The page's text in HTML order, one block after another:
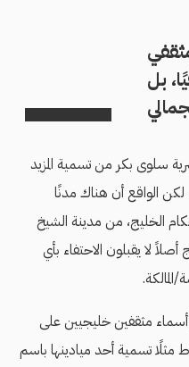
بل
سلوى بكر من تسمية المزيد
الواقع أن هناك مدنًا
الخليج، من مدينة الشيخ
لا يقبلون الاحتفاء بأي
مثقفين خليجيين على
مثلًا تسمية أحد ميادينها باسم